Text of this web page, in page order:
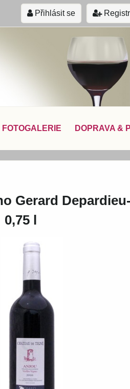
Přihlásit se
FOTOGALERIE DOPRAVA &
Gerard Depardieu-
l